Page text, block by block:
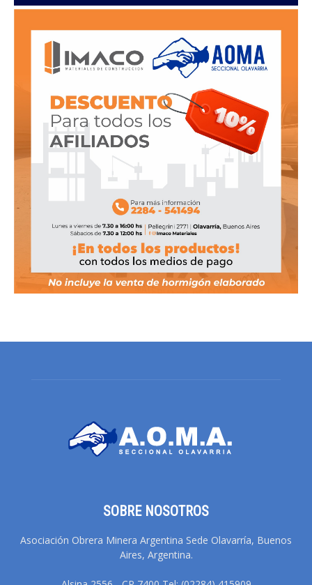
SOBRE NOSOTROS
Asociación Obrera Minera Argentina Sede Olavarría, Buenos
Aires, Argentina.